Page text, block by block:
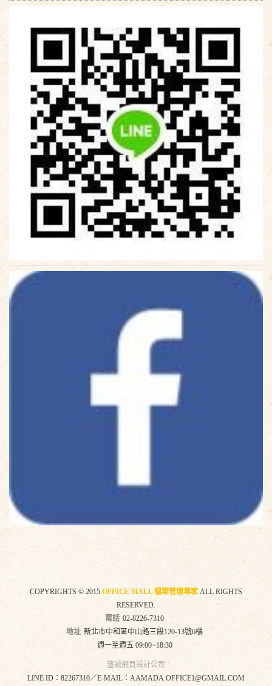
COPYRIGHTS © 2015 OFFICE MALL 檔案管理專家 ALL RIGHTS
RESERVED.
電話 02-8226-7310
地址 新北市中和區中山路三段120-13號6樓
週一至週五 09:00~18:30
藝誠網頁設計公司
LINE ID：82267310／E-MAIL：AAMADA.OFFICE1@GMAIL.COM